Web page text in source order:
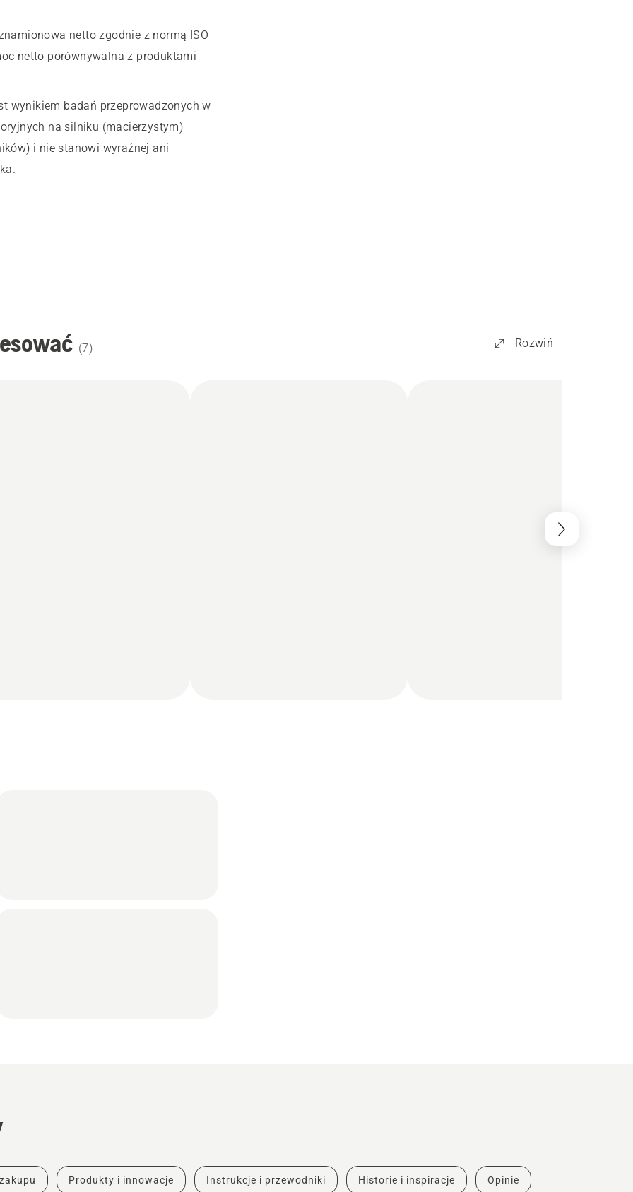
netto zgodnie z normą ISO
netto porównywalna z produktami
wynikiem badań przeprowadzonych w
na silniku (macierzystym)
i nie stanowi wyraźnej ani
(7) Rozwiń
Produkty i innowacje Instrukcje i przewodniki Historie i inspiracje Opinie